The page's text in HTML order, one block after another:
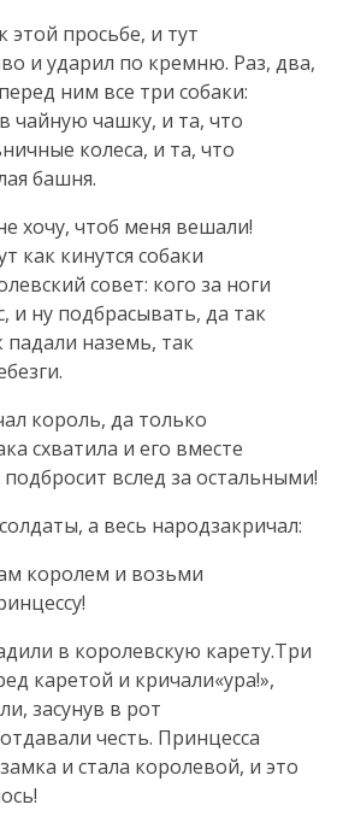
просьбе, и тут
и ударил по кремню. Раз, два,
ним все три собаки:
чайную чашку, и та, что
колеса, и та, что
башня.
хочу, чтоб меня вешали!
как кинутся собаки
совет: кого за ноги
и ну подбрасывать, да так
падали наземь, так
король, да только
схватила и его вместе
вслед за остальными!
а весь народзакричал:
королем и возьми
в королевскую карету.Три
каретой и кричали«ура!»,
засунув в рот
честь. Принцесса
и стала королевой, и это